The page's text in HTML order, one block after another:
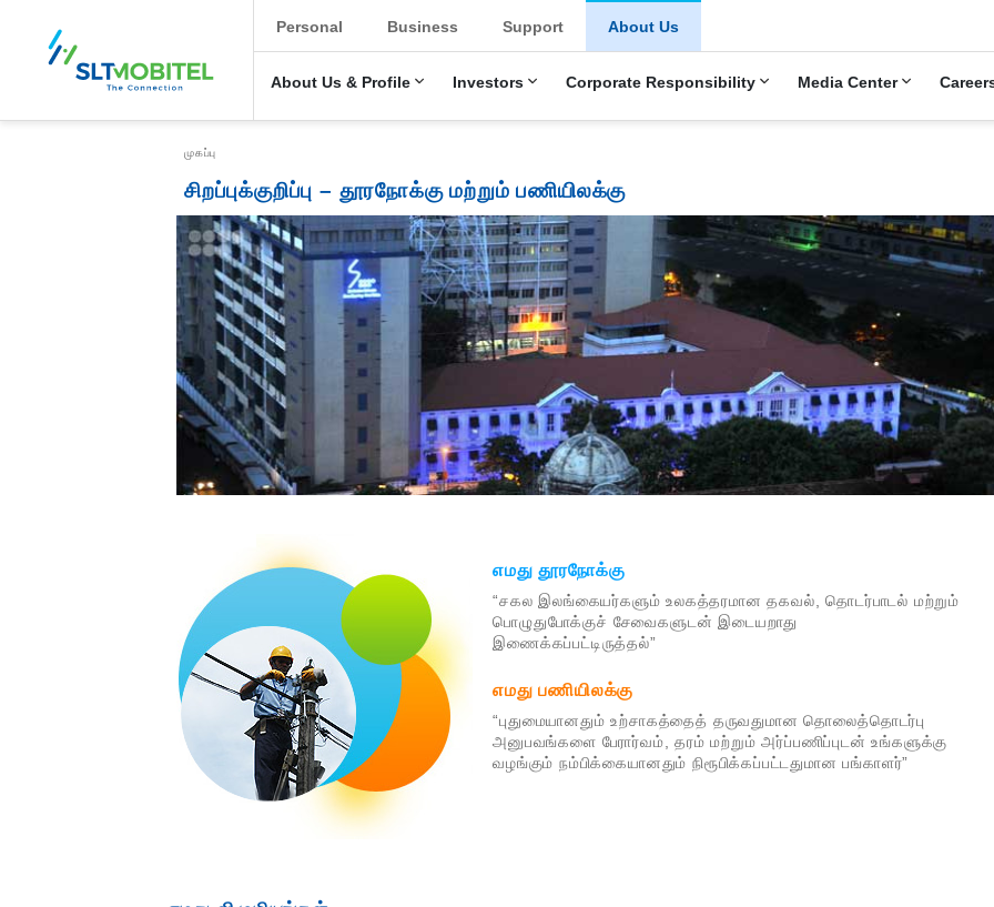
Personal Business Support About Us
About Us & Profile Investors Corporate Responsibility Media Center
Breadcrumb
முகப்பு
சிறப்புக்குறிப்பு – தூரநோக்கு மற்றும் பணியிலக்கு
எமது தூரநோக்கு
“சகல இலங்கையர்களும் உலகத்தரமான தகவல், தொடர்பாடல் மற்றும்
பொழுதுபோக்குச் சேவைகளுடன் இடையறாது
இணைக்கப்பட்டிருத்தல்”
எமது பணியிலக்கு
“புதுமையானதும் உற்சாகத்தைத் தருவதுமான தொலைத்தொடர்பு
அனுபவங்களை பேரார்வம், தரம் மற்றும் அர்ப்பணிப்புடன் உங்களுக்கு
வழங்கும் நம்பிக்கையானதும் நிரூபிக்கப்பட்டதுமான பங்காளர்”